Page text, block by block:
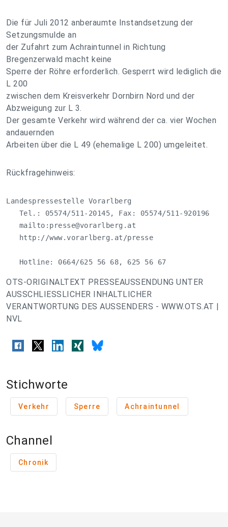
Die für Juli 2012 anberaumte Instandsetzung der
Setzungsmulde an
der Zufahrt zum Achraintunnel in Richtung
Bregenzerwald macht keine
Sperre der Röhre erforderlich. Gesperrt wird lediglich die
L 200
zwischen dem Kreisverkehr Dornbirn Nord und der
Abzweigung zur L 3.
Der gesamte Verkehr wird während der ca. vier Wochen
andauernden
Arbeiten über die L 49 (ehemalige L 200) umgeleitet.
Rückfragehinweis:
Landespressestelle Vorarlberg
   Tel.: 05574/511-20145, Fax: 05574/511-920196
   mailto:
presse@vorarlberg.at
   http://www.vorarlberg.at/presse
   Hotline: 0664/625 56 68, 625 56 67
OTS-ORIGINALTEXT PRESSEAUSSENDUNG UNTER
AUSSCHLIESSLICHER INHALTLICHER
VERANTWORTUNG DES AUSSENDERS - WWW.OTS.AT |
NVL
Stichworte
Verkehr Sperre Achraintunnel
Channel
Chronik